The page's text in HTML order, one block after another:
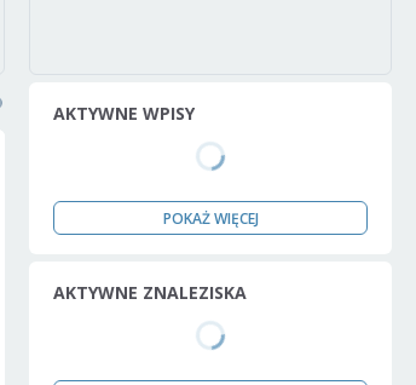
AKTYWNE WPISY
POKAŻ WIĘCEJ
AKTYWNE ZNALEZISKA